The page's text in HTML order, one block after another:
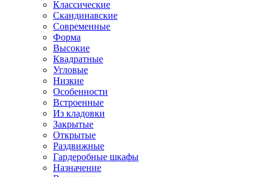
Классические
Скандинавские
Современные
Форма
Высокие
Квадратные
Угловые
Низкие
Особенности
Встроенные
Из кладовки
Закрытые
Открытые
Раздвижные
Гардеробные шкафы
Назначение